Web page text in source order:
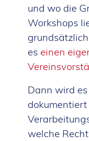
und wo die
Workshops
es einen
Dann wird
welche